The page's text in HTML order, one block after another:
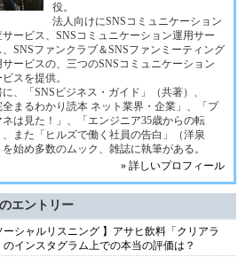
役。
法人向けにSNSコミュニケーション
サービス、SNSコミュニケーション運用サー
、SNSファンクラブ＆SNSファンミーティング
サービスの、三つのSNSコミュニケーション
スを提供。
、「SNSビジネス・ガイド」（共著）、
全まるわかり読本 ネット業界・企業」、「プ
ネは見た！」、「エンジニア35歳からの転
、また「ヒルズで働く社員の告白」（洋泉
始め多数のムック、雑誌に執筆がある。
» 詳しいプロフィール
エントリー
ーシャルリスニング 】アサヒ飲料「クリアラ
のインスタグラム上での本当の評価は？